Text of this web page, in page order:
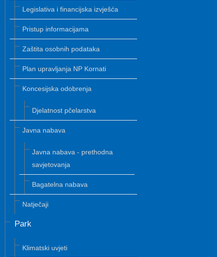
Legislativa i financijska izvješća
Pristup informacijama
Zaštita osobnih podataka
Plan upravljanja NP Kornati
Koncesijska odobrenja
Djelatnost pčelarstva
Javna nabava
Javna nabava - prethodna
savjetovanja
Bagatelna nabava
Natječaji
Park
Klimatski uvjeti